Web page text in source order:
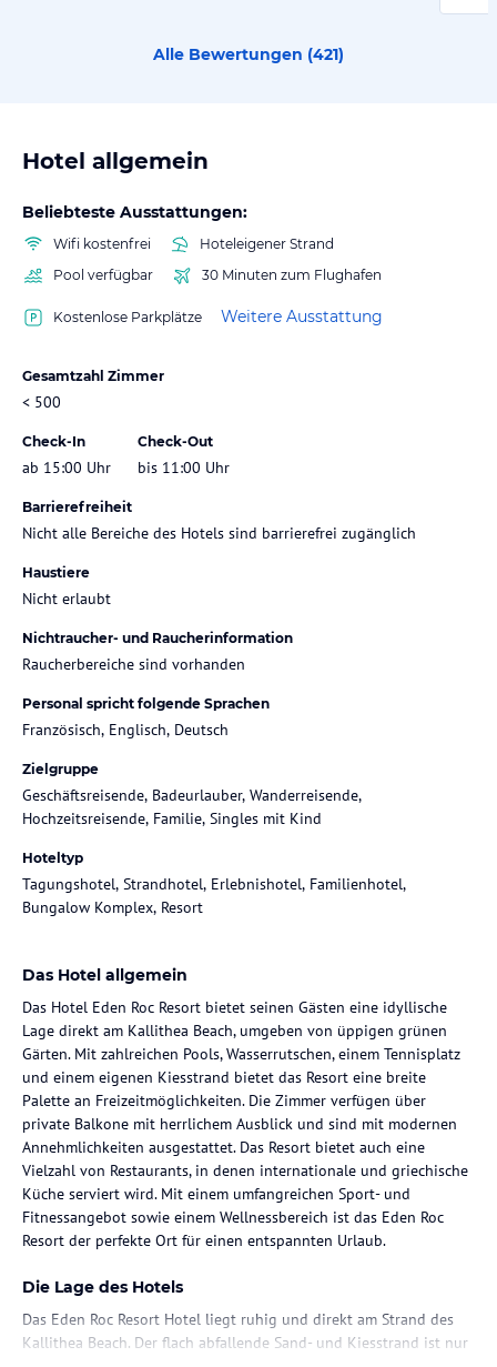
Alle Bewertungen (421)
Hotel allgemein
Beliebteste Ausstattungen:
Wifi kostenfrei
Hoteleigener Strand
Pool verfügbar
30 Minuten zum Flughafen
Kostenlose Parkplätze Weitere Ausstattung
Gesamtzahl Zimmer
< 500
Check-In
ab 15:00 Uhr
Check-Out
bis 11:00 Uhr
Barrierefreiheit
Nicht alle Bereiche des Hotels sind barrierefrei zugänglich
Haustiere
Nicht erlaubt
Nichtraucher- und Raucherinformation
Raucherbereiche sind vorhanden
Personal spricht folgende Sprachen
Französisch, Englisch, Deutsch
Zielgruppe
Geschäftsreisende, Badeurlauber, Wanderreisende,
Hochzeitsreisende, Familie, Singles mit Kind
Hoteltyp
Tagungshotel, Strandhotel, Erlebnishotel, Familienhotel,
Bungalow Komplex, Resort
Das Hotel allgemein
Das Hotel Eden Roc Resort bietet seinen Gästen eine idyllische
Lage direkt am Kallithea Beach, umgeben von üppigen grünen
Gärten. Mit zahlreichen Pools, Wasserrutschen, einem Tennisplatz
und einem eigenen Kiesstrand bietet das Resort eine breite
Palette an Freizeitmöglichkeiten. Die Zimmer verfügen über
private Balkone mit herrlichem Ausblick und sind mit modernen
Annehmlichkeiten ausgestattet. Das Resort bietet auch eine
Vielzahl von Restaurants, in denen internationale und griechische
Küche serviert wird. Mit einem umfangreichen Sport- und
Fitnessangebot sowie einem Wellnessbereich ist das Eden Roc
Resort der perfekte Ort für einen entspannten Urlaub.
Die Lage des Hotels
Das Eden Roc Resort Hotel liegt ruhig und direkt am Strand des
Kallithea Beach. Der flach abfallende Sand- und Kiesstrand ist nur